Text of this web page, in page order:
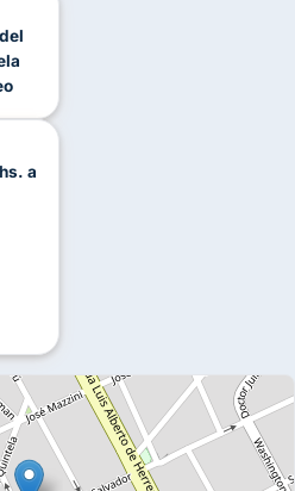
variadas
menús clásicos y
para todas las edades.
café para los adultos en el
infantil inolvidable?
completá el formulario de
donde la clave es la Diversión!
a